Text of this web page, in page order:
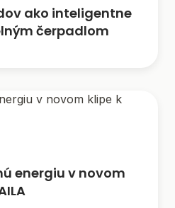
ako inteligentne
čerpadlom
energiu v novom